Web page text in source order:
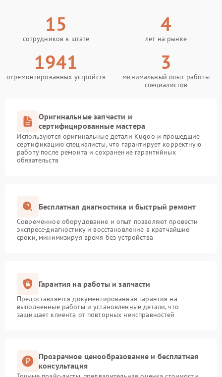
15
сотрудников в штате
4
лет на рынке
1941
отремонтированных устройств
3
минимальный опыт работы
специалистов
Оригинальные запчасти и
сертифицированные мастера
Используются оригинальные детали Kugoo и прошедшие
сертификацию специалисты, что гарантирует корректную
работу после ремонта и сохранение гарантийных
обязательств
Бесплатная диагностика и быстрый ремонт
Современное оборудование и опыт позволяют провести
экспресс-диагностику и восстановление в кратчайшие
сроки, минимизируя время без устройства
Гарантия на работы и запчасти
Предоставляется документированная гарантия на
выполненные работы и установленные детали, что
защищает клиента от повторных неисправностей
Прозрачное ценообразование и бесплатная
консультация